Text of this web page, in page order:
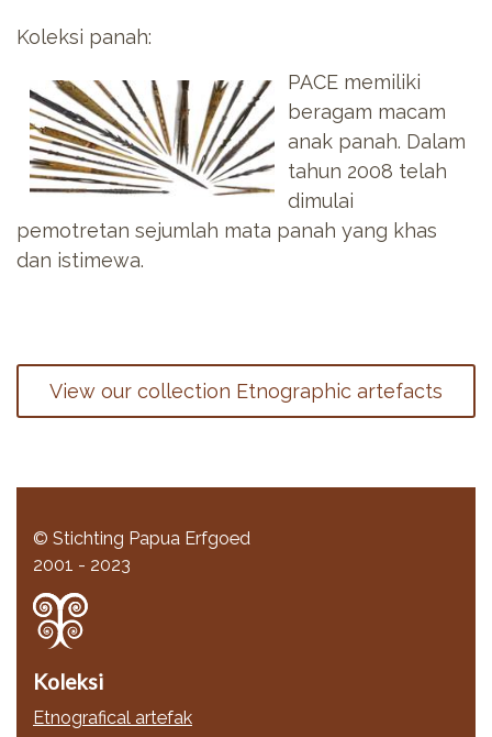
Koleksi panah:
PACE memiliki
beragam macam
anak panah. Dalam
tahun 2008 telah
dimulai
pemotretan sejumlah mata panah yang khas
dan istimewa.
View our collection Etnographic artefacts
© Stichting Papua Erfgoed
2001 - 2023
Koleksi
Etnografical artefak